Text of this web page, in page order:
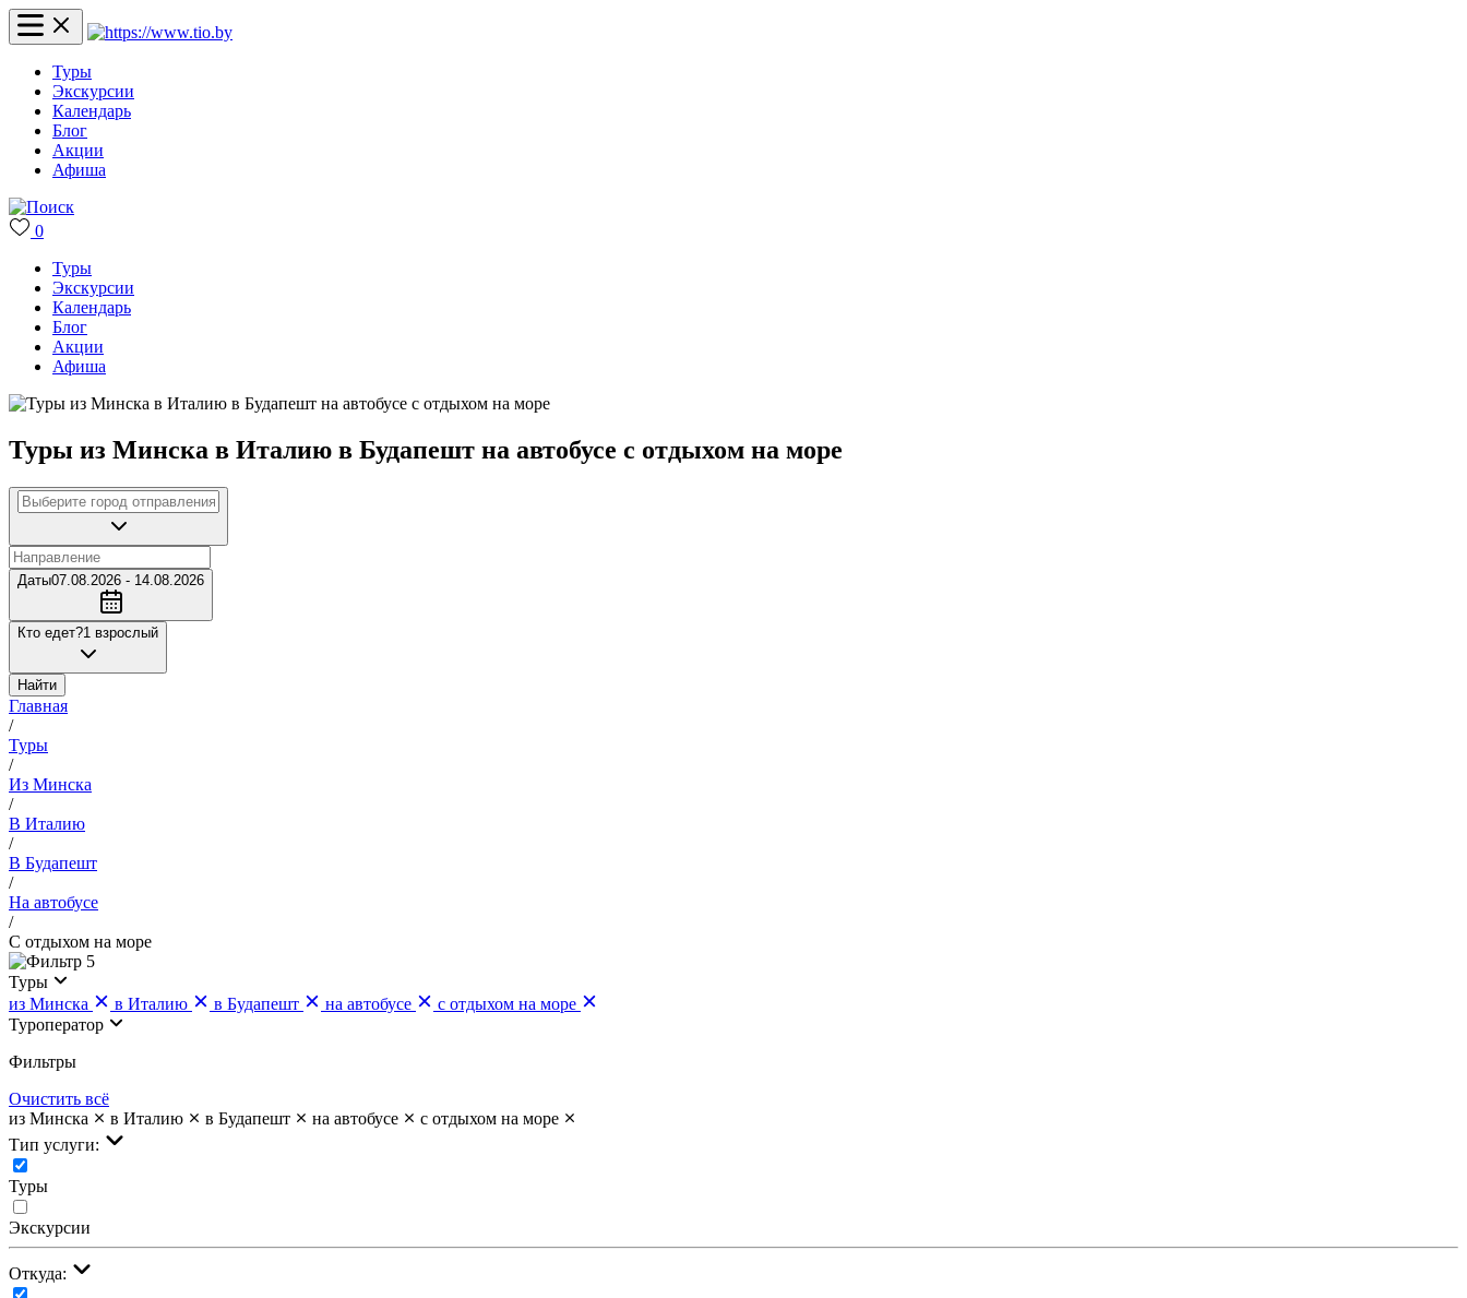
Туры
Экскурсии
Календарь
Блог
Акции
Афиша
0
Туры
Экскурсии
Календарь
Блог
Акции
Афиша
Туры из Минска в Италию в Будапешт на автобусе с отдыхом на море
Даты07.08.2026 - 14.08.2026
Кто едет?1 взрослый
Найти
Главная
/
Туры
/
Из Минска
/
В Италию
/
В Будапешт
/
На автобусе
/
С отдыхом на море
5
Туры
из Минска
в Италию в Будапешт на автобусе
с отдыхом на море
Туроператор
Фильтры
Очистить всё
из Минска
в Италию в Будапешт на автобусе
с отдыхом на море
Тип услуги:
Туры
Экскурсии
Откуда: